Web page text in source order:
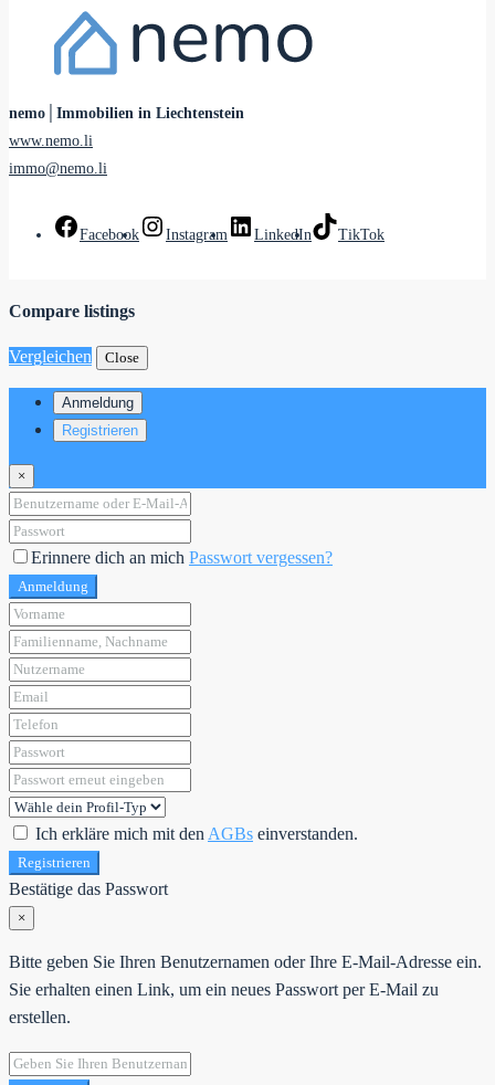
nemo│Immobilien in Liechtenstein
www.nemo.li
immo@nemo.li
Facebook Instagram LinkedIn TikTok
Compare listings
Vergleichen Close
Anmeldung
Registrieren
×
Erinnere dich an mich Passwort vergessen?
Anmeldung
Ich erkläre mich mit den AGBs einverstanden.
Registrieren
Bestätige das Passwort
×
Bitte geben Sie Ihren Benutzernamen oder Ihre E-Mail-Adresse ein.
Sie erhalten einen Link, um ein neues Passwort per E-Mail zu
erstellen.